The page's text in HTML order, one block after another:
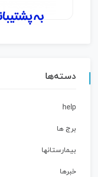
دسته‌ها
help
برج ها
بیمارستانها
خبرها